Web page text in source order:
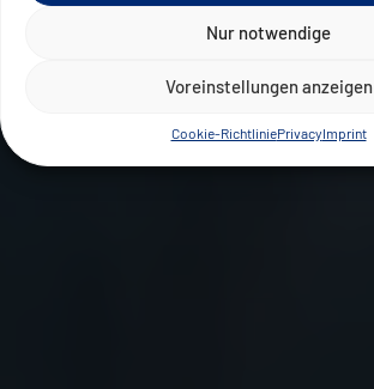
Nur notwendige
Voreinstellungen anzeigen
Cookie-RichtliniePrivacyImprint